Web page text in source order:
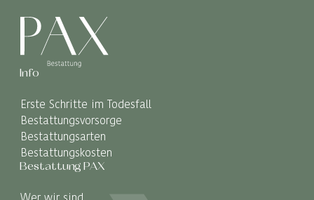
Info
Erste Schritte im Todesfall
Bestattungsvorsorge
Bestattungsarten
Bestattungskosten
Bestattung PAX